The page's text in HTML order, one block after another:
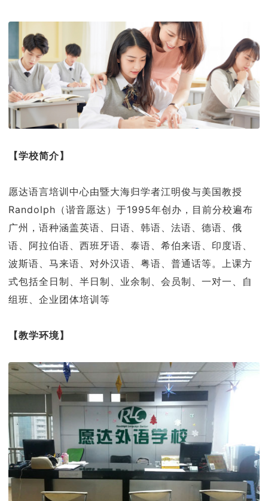
【学校简介】
愿达语言培训中心由暨大海归学者江明俊与美国教授
Randolph（谐音愿达）于1995年创办，目前分校遍布
广州，语种涵盖英语、日语、韩语、法语、德语、俄
语、阿拉伯语、西班牙语、泰语、希伯来语、印度语、
波斯语、马来语、对外汉语、粤语、普通话等。上课方
式包括全日制、半日制、业余制、会员制、一对一、自
组班、企业团体培训等
【教学环境】